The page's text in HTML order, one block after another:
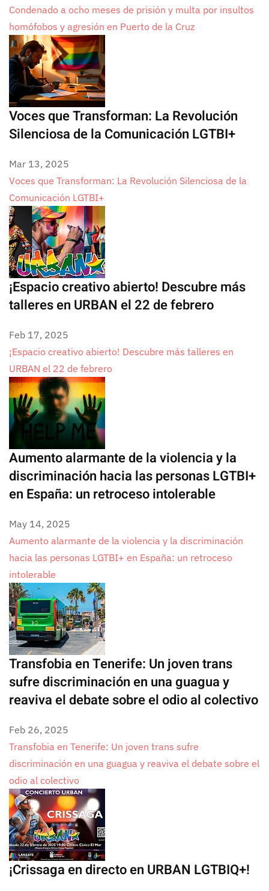
Condenado a ocho meses de prisión y multa por insultos
homófobos y agresión en Puerto de la Cruz
Voces que Transforman: La Revolución
Silenciosa de la Comunicación LGTBI+
Mar 13, 2025
Voces que Transforman: La Revolución Silenciosa de la
Comunicación LGTBI+
¡Espacio creativo abierto! Descubre más
talleres en URBAN el 22 de febrero
Feb 17, 2025
¡Espacio creativo abierto! Descubre más talleres en
URBAN el 22 de febrero
Aumento alarmante de la violencia y la
discriminación hacia las personas LGTBI+
en España: un retroceso intolerable
May 14, 2025
Aumento alarmante de la violencia y la discriminación
hacia las personas LGTBI+ en España: un retroceso
intolerable
Transfobia en Tenerife: Un joven trans
sufre discriminación en una guagua y
reaviva el debate sobre el odio al colectivo
Feb 26, 2025
Transfobia en Tenerife: Un joven trans sufre
discriminación en una guagua y reaviva el debate sobre el
odio al colectivo
¡Crissaga en directo en URBAN LGTBIQ+!